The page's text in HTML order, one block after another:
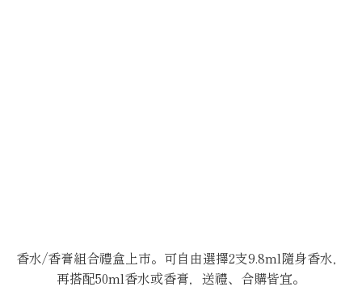
香水/香膏組合禮盒上市。可自由選擇2支9.8ml隨身香水，
再搭配50ml香水或香膏，送禮、合購皆宜。